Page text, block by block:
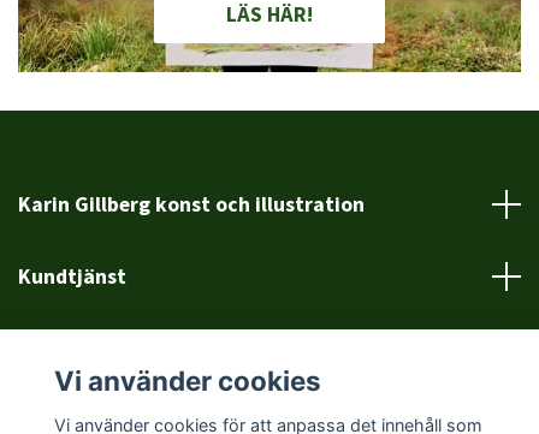
LÄS HÄR!
Karin Gillberg konst och illustration
Kundtjänst
Sociala medier
Vi använder cookies
Vi använder cookies för att anpassa det innehåll som